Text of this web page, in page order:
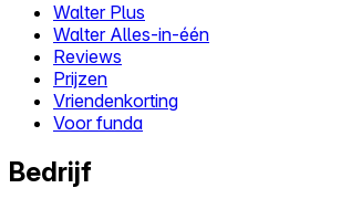
Walter Plus
Walter Alles-in-één
Reviews
Prijzen
Vriendenkorting
Voor funda
Bedrijf